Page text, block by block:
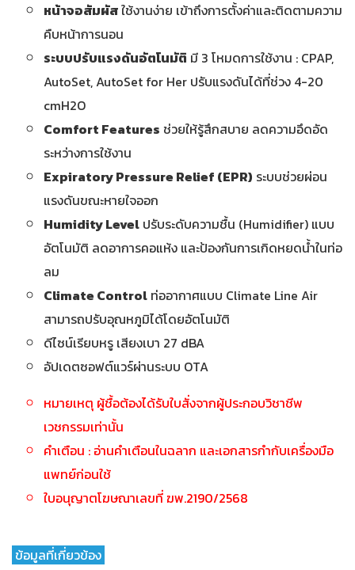
หน้าจอสัมผัสใช้งานง่าย เข้าถึงการตั้งค่าและติดตามความ
คืบหน้าการนอน
ระบบปรับแรงดันอัตโนมัติ มี 3 โหมดการใช้งาน : CPAP,
AutoSet, AutoSet for Her ปรับแรงดันได้ที่ช่วง 4-20
cmH2O
Comfort Features ช่วยให้รู้สึกสบาย ลดความอึดอัด
ระหว่างการใช้งาน
Expiratory Pressure Relief (EPR) ระบบช่วยผ่อน
แรงดันขณะหายใจออก
Humidity Level ปรับระดับความชื้น (Humidifier) แบบ
อัตโนมัติ ลดอาการคอแห้ง และป้องกันการเกิดหยดน้ำในท่อ
ลม
Climate Control ท่ออากาศแบบ Climate Line Air
สามารถปรับอุณหภูมิได้โดยอัตโนมัติ
ดีไซน์เรียบหรู เสียงเบา 27 dBA
อัปเดตซอฟต์แวร์ผ่านระบบ OTA
หมายเหตุ ผู้ชื้อต้องได้รับใบสั่งจากผู้ประกอบวิชาชีพ
เวชกรรมเท่านั้น
คำเตือน : อ่านคำเตือนในฉลาก และเอกสารกำกับเครื่องมือ
แพทย์ก่อนใช้
ใบอนุญาตโฆษณาเลขที่ ฆพ.2190/2568
ข้อมูลที่เกี่ยวข้อง